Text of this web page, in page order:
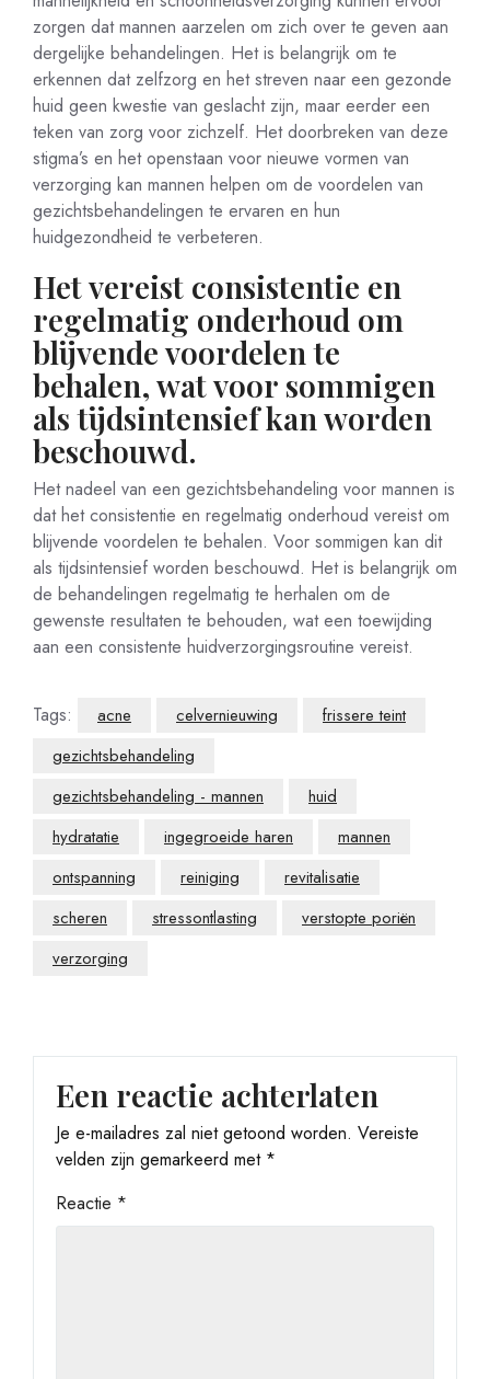
zorgen dat mannen aarzelen om zich over te geven aan
dergelijke behandelingen. Het is belangrijk om te
erkennen dat zelfzorg en het streven naar een gezonde
huid geen kwestie van geslacht zijn, maar eerder een
teken van zorg voor zichzelf. Het doorbreken van deze
stigma’s en het openstaan voor nieuwe vormen van
verzorging kan mannen helpen om de voordelen van
gezichtsbehandelingen te ervaren en hun
huidgezondheid te verbeteren.
Het vereist consistentie en
regelmatig onderhoud om
blijvende voordelen te
behalen, wat voor sommigen
als tijdsintensief kan worden
beschouwd.
Het nadeel van een gezichtsbehandeling voor mannen is
dat het consistentie en regelmatig onderhoud vereist om
blijvende voordelen te behalen. Voor sommigen kan dit
als tijdsintensief worden beschouwd. Het is belangrijk om
de behandelingen regelmatig te herhalen om de
gewenste resultaten te behouden, wat een toewijding
aan een consistente huidverzorgingsroutine vereist.
Tags: acne celvernieuwing
frissere teint
gezichtsbehandeling
gezichtsbehandeling - mannen
huid
hydratatie
ingegroeide haren
mannen
ontspanning
reiniging
revitalisatie
scheren
stressontlasting
verstopte poriën
verzorging
Een reactie achterlaten
Je e-mailadres zal niet getoond worden. Vereiste
velden zijn gemarkeerd met *
Reactie *